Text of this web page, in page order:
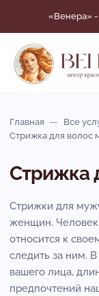
«Венера» -
Главная Все
Стрижка для волос
Стрижка
​Стрижки для
женщин.
относится к
следить за ним.
вашего лица,
предпочтений